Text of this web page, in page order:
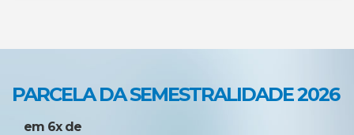
PARCELA DA SEMESTRALIDADE 2026
em 6x de